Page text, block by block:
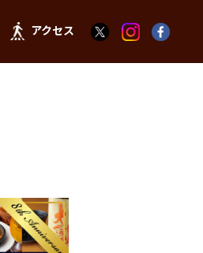
アクセス